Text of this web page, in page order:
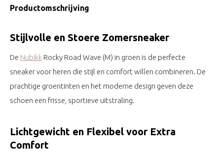
Productomschrijving
Stijlvolle en Stoere Zomersneaker
De Nubikk Rocky Road Wave (M) in groen is de perfecte
sneaker voor heren die stijl en comfort willen combineren. De
prachtige groentinten en het moderne design geven deze
schoen een frisse, sportieve uitstraling.
Lichtgewicht en Flexibel voor Extra
Comfort